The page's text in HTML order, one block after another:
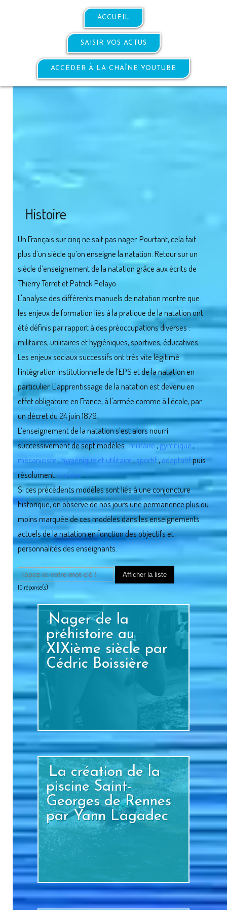
ACCUEIL
SAISIR VOS ACTUS
ACCÉDER À LA CHAÎNE YOUTUBE
Histoire
Un Français sur cinq ne sait pas nager. Pourtant, cela fait
plus d’un siècle qu’on enseigne la natation. Retour sur un
siècle d’enseignement de la natation grâce aux écrits de
Thierry Terret et Patrick Pelayo.
L'analyse des différents manuels de natation montre que
les enjeux de formation liés à la pratique de la natation ont
été définis par rapport à des préoccupations diverses :
militaires, utilitaires et hygiéniques, sportives, éducatives.
Les enjeux sociaux successifs ont très vite légitimé
l’intégration institutionnelle de l’EPS et de la natation en
particulier. L’apprentissage de la natation est devenu en
effet obligatoire en France, à l'armée comme à l'école, par
un décret du 24 juin 1879.
L’enseignement de la natation s’est alors nourri
successivement de sept modèles :militaire,gymnique,
mécaniciste,hygiénique et utilitaire,sportif,adaptatifpuis
résolumentscolaire.
Si ces précédents modèles sont liés à une conjoncture
historique, on observe de nos jours une permanence plus ou
moins marquée de ces modèles dans les enseignements
actuels de la natation en fonction des objectifs et
personnalités des enseignants.
10 réponse(s)
Nager de la
préhistoire au
XIXième siècle par
Cédric Boissière
La création de la
piscine Saint-
Georges de Rennes
par Yann Lagadec
+